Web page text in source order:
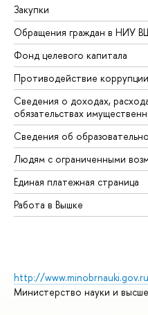
Закупки
Обращения граждан в НИУ
Фонд целевого капитала
Противодействие коррупции
Сведения о доходах,
обязательствах
Сведения об
Людям с ограниченными
Единая платежная страница
Работа в Вышке
http://
Министерство науки и